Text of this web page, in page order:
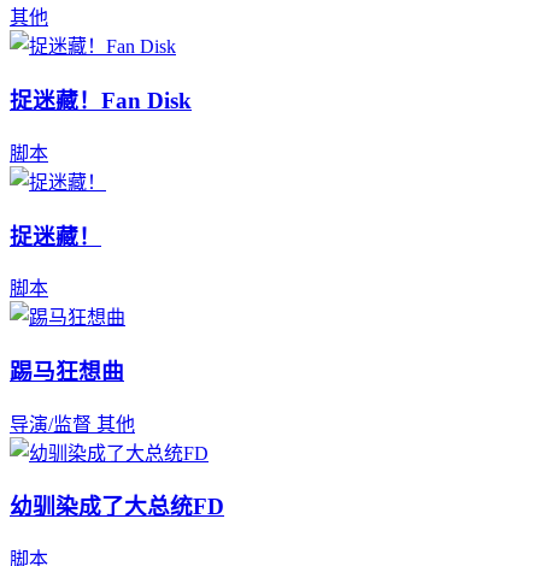
其他
捉迷藏！Fan Disk
脚本
捉迷藏！
脚本
踢马狂想曲
导演/监督 其他
幼驯染成了大总统FD
脚本